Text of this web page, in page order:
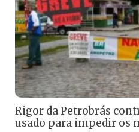
Rigor da Petrobrás
usado para impedir os